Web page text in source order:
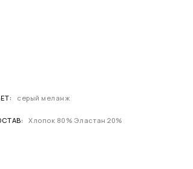
серый меланж
Хлопок 80% Эластан 20%